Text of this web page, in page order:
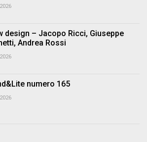
design – Jacopo Ricci, Giuseppe
Andrea Rossi
numero 165